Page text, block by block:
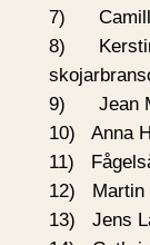
7) Camilla
8) Kerstin
9) Jean M
10) Anna
11)
12) Martin
13) Jens